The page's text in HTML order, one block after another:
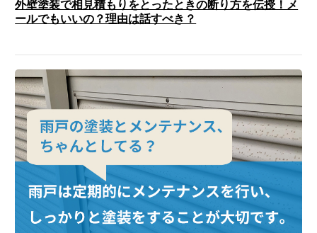
外壁塗装で相見積もりをとったときの断り方を伝授！メ
ールでもいいの？理由は話すべき？